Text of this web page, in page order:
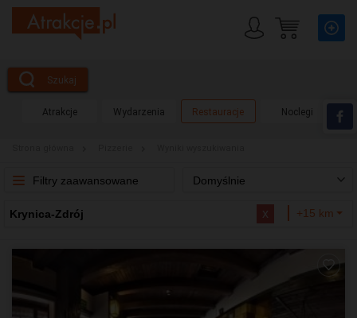
Szukaj
Atrakcje Wydarzenia Restauracje Noclegi
Filtry zaawansowane Domyślnie
Krynica-Zdrój x +15 km